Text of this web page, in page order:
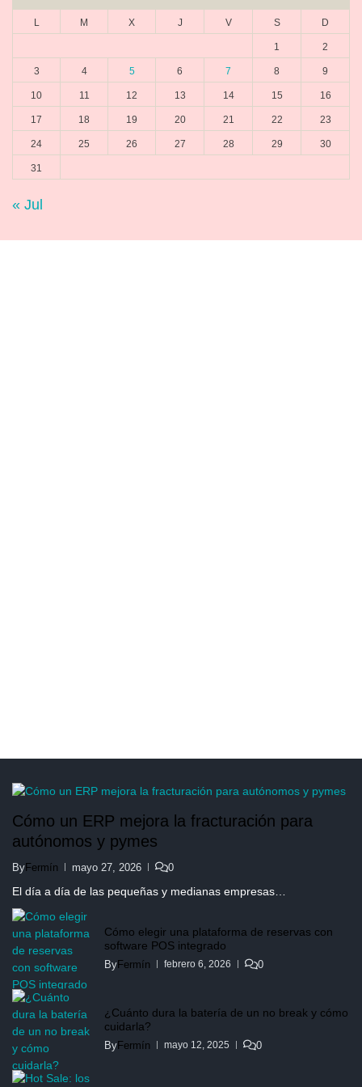
L M X J V S D
1 2
3 4 5 6 7 8 9
10 11 12 13 14 15 16
17 18 19 20 21 22 23
24 25 26 27 28 29 30
31
« Jul
Cómo un ERP mejora la fracturación para
autónomos y pymes
ByFermín mayo 27, 2026 0
El día a día de las pequeñas y medianas empresas…
Cómo elegir una plataforma de reservas con
software POS integrado
ByFermín febrero 6, 2026 0
¿Cuánto dura la batería de un no break y cómo
cuidarla?
ByFermín mayo 12, 2025 0